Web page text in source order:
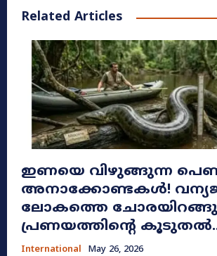
Related Articles
ഇണയെ വിഴുങ്ങുന്ന
അനാക്കോണ്ടകൾ!
ലോകത്തെ
പ്രണയത്തിന്റെ
International May 26, 2026